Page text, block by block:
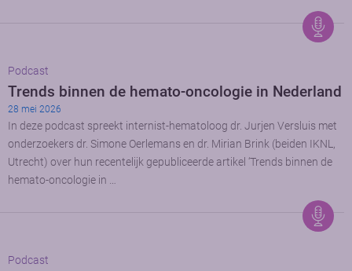
Podcast
Trends binnen de hemato-oncologie in Nederland
28 mei 2026
In deze podcast spreekt internist-hematoloog dr. Jurjen Versluis met
onderzoekers dr. Simone Oerlemans en dr. Mirian Brink (beiden IKNL,
Utrecht) over hun recentelijk gepubliceerde artikel ‘Trends binnen de
hemato-oncologie in …
Podcast